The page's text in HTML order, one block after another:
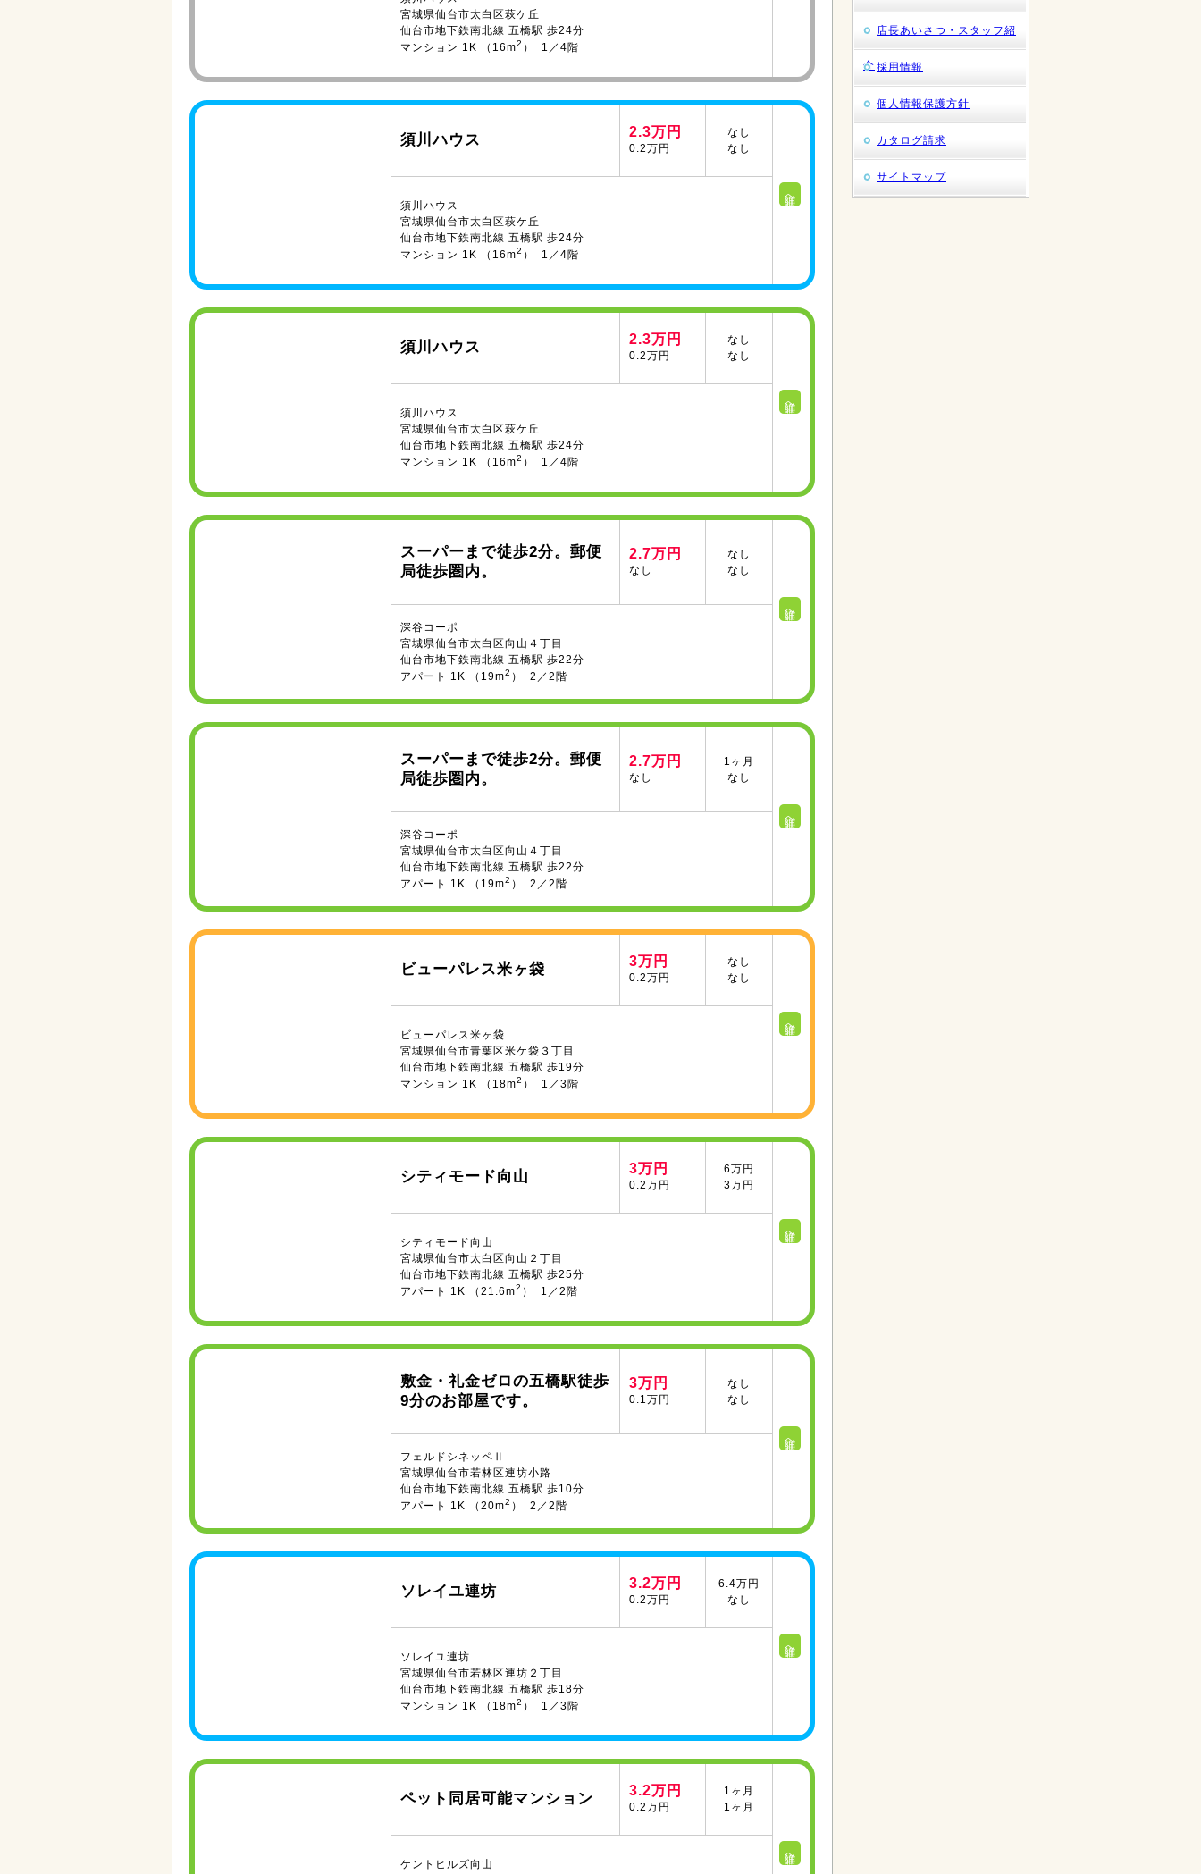
宮城県仙台市太白区萩ケ丘
仙台市地下鉄南北線 五橋駅 歩24分
マンション 1K （16m2 ） 1／4階
須川ハウス 2.3万円
0.2万円
なし
なし
詳細へ
須川ハウス
宮城県仙台市太白区萩ケ丘
仙台市地下鉄南北線 五橋駅 歩24分
マンション 1K （16m2 ） 1／4階
須川ハウス 2.3万円
0.2万円
なし
なし
詳細へ
須川ハウス
宮城県仙台市太白区萩ケ丘
仙台市地下鉄南北線 五橋駅 歩24分
マンション 1K （16m2 ） 1／4階
スーパーまで徒歩2分。郵便
局徒歩圏内。
2.7万円
なし
なし
なし
詳細へ
深谷コーポ
宮城県仙台市太白区向山４丁目
仙台市地下鉄南北線 五橋駅 歩22分
アパート 1K （19m2 ） 2／2階
スーパーまで徒歩2分。郵便
局徒歩圏内。
2.7万円
なし
1ヶ月
なし
詳細へ
深谷コーポ
宮城県仙台市太白区向山４丁目
仙台市地下鉄南北線 五橋駅 歩22分
アパート 1K （19m2 ） 2／2階
ビューパレス米ヶ袋 3万円
0.2万円
なし
なし
詳細へ
ビューパレス米ヶ袋
宮城県仙台市青葉区米ケ袋３丁目
仙台市地下鉄南北線 五橋駅 歩19分
マンション 1K （18m2 ） 1／3階
シティモード向山 3万円
0.2万円
6万円
3万円
詳細へ
シティモード向山
宮城県仙台市太白区向山２丁目
仙台市地下鉄南北線 五橋駅 歩25分
アパート 1K （21.6m2 ） 1／2階
敷金・礼金ゼロの五橋駅徒歩
9分のお部屋です。
3万円
0.1万円
なし
なし
詳細へ
フェルドシネッペⅡ
宮城県仙台市若林区連坊小路
仙台市地下鉄南北線 五橋駅 歩10分
アパート 1K （20m2 ） 2／2階
ソレイユ連坊 3.2万円
0.2万円
6.4万円
なし
詳細へ
ソレイユ連坊
宮城県仙台市若林区連坊２丁目
仙台市地下鉄南北線 五橋駅 歩18分
マンション 1K （18m2 ） 1／3階
ペット同居可能マンション 3.2万円
0.2万円
1ヶ月
1ヶ月
詳細へ
ケントヒルズ向山
店長あいさつ・スタッフ紹
介 採用情報
個人情報保護方針
カタログ請求
サイトマップ